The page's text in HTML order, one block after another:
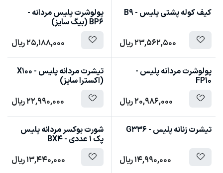
کیف کوله پشتی پلیس - B9
23,562,500ریال
پولوشرت پلیس مردانه -
BP6 (بیگ سایز)
25,188,000ریال
پولوشرت مردانه پلیس -
FP10
20,986,000ریال
تیشرت مردانه پلیس - X100
(اکسترا سایز)
22,990,000ریال
تیشرت زنانه پلیس - G336
14,990,000ریال
شورت بوکسر مردانه پلیس
پک 1 عددی - BX4
13,440,000ریال